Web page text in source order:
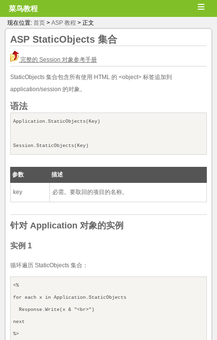
菜鸟教程 ≡
现在位置: 首页 > ASP 教程 > 正文
ASP StaticObjects 集合
完整的 Session 对象参考手册
StaticObjects 集合包含所有使用 HTML 的 <object> 标签追加到
application/session 的对象。
语法
Application.StaticObjects(Key)
Session.StaticObjects(Key)
参数 描述
key 必需。要取回的项目的名称。
针对 Application 对象的实例
实例 1
循环遍历 StaticObjects 集合：
<%
for each x in Application.StaticObjects
Response.Write(x & "<br>")
next
%>